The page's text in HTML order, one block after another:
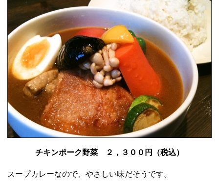
チキンポーク野菜 ２，３００円（税込）
スープカレーなので、やさしい味だそうです。